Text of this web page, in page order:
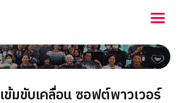
มขับเคลื่อน ซอฟต์พาวเวอร์